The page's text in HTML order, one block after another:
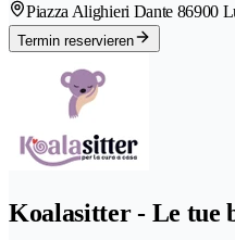
Piazza Alighieri Dante 86900
Termin reservieren
Koalasitter - Le tue